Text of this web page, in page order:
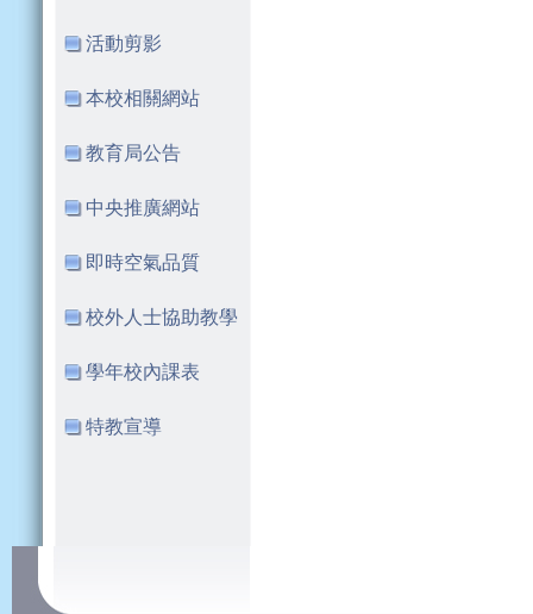
活動剪影
本校相關網站
教育局公告
中央推廣網站
即時空氣品質
校外人士協助教學
學年校內課表
特教宣導